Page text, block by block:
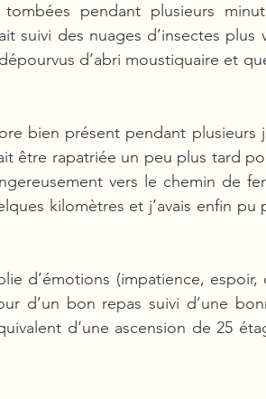
pendant plusieurs
suivi des nuages d’insectes plus
d’abri moustiquaire et
bien présent pendant plusieurs
être rapatriée un peu plus tard
vers le chemin de
kilomètres et j’avais enfin pu
d’émotions (impatience, espoir,
d’un bon repas suivi d’une
d’une ascension de 25